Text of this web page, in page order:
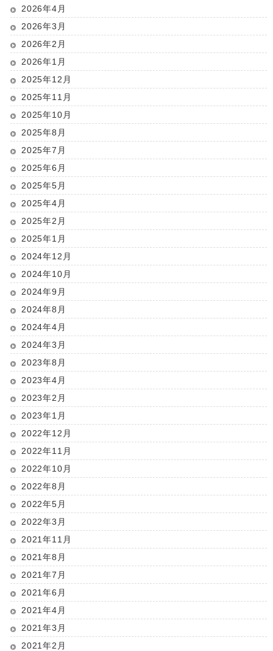
2026年4月
2026年3月
2026年2月
2026年1月
2025年12月
2025年11月
2025年10月
2025年8月
2025年7月
2025年6月
2025年5月
2025年4月
2025年2月
2025年1月
2024年12月
2024年10月
2024年9月
2024年8月
2024年4月
2024年3月
2023年8月
2023年4月
2023年2月
2023年1月
2022年12月
2022年11月
2022年10月
2022年8月
2022年5月
2022年3月
2021年11月
2021年8月
2021年7月
2021年6月
2021年4月
2021年3月
2021年2月